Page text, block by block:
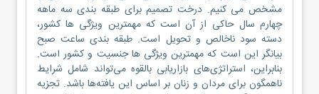
مشخص می کنیم. درخت تصمیم برای طبقه بندی سه ماهه
چهارم سال حاکی از آن است که مهمترین ویژگی ها کشور،
دسته سود ناخالص و تحویل است. طبقه بندی ساعت صبح
بیانگر این است که مهمترین ویژگی ها جنسیت و کشور است.
بنابراین، استراتژی‌های بازاریابی بالقوه می‌تواند شامل شرایط
ناهمگون برای مردان و زنان بر اساس این یافته‌ها باشد. تجزیه